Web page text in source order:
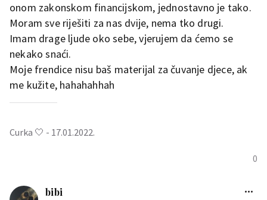
onom zakonskom financijskom, jednostavno je tako.
Moram sve riješiti za nas dvije, nema tko drugi.
Imam drage ljude oko sebe, vjerujem da ćemo se
nekako snaći.
Moje frendice nisu baš materijal za čuvanje djece, ak
me kužite, hahahahhah
0
Curka 🤍 - 17.01.2022.
bibi